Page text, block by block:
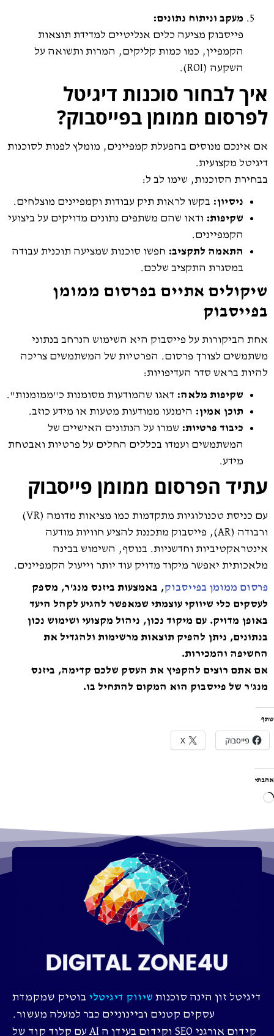
מעקב וניתוח נתונים:
פייסבוק מציעה כלים אנליטיים למדידת תוצאות
הקמפיין, כמו כמות קליקים, המרות ותשואה על
השקעה (ROI).
איך לבחור סוכנות דיגיטל
לפרסום ממומן בפייסבוק?
אם אינכם מנוסים בהפעלת קמפיינים, מומלץ לפנות לסוכנות
דיגיטל מקצועית.
בבחירת הסוכנות, שימו לב ל:
ניסיון: בקשו לראות תיק עבודות וקמפיינים מוצלחים.
שקיפות: ודאו שהם משתפים נתונים מדויקים על ביצועי
הקמפיינים.
התאמה לתקציב: חפשו סוכנות שמציעה תוכנית עבודה
במסגרת התקציב שלכם.
שיקולים אתיים בפרסום ממומן
בפייסבוק
אחת הביקורות על פייסבוק היא השימוש הנרחב בנתוני
משתמשים לצורך פרסום. הפרטיות של המשתמשים צריכה
להיות בראש סדר העדיפויות:
שקיפות מלאה: דאגו שהמודעות מסומנות כ"ממומנות".
תוכן אמין: הימנעו ממודעות מטעות או מידע כוזב.
כיבוד פרטיות: שמרו על הנתונים האישיים של
המשתמשים ועמדו בכללים החלים על פרטיות ואבטחת
מידע.
עתיד הפרסום ממומן פייסבוק
עם כניסת טכנולוגיות מתקדמות כמו מציאות מדומה (VR)
ורבודה (AR), פייסבוק מתכננת להציע חוויות מודעה
אינטראקטיביות וחדשניות. בנוסף, השימוש בבינה
מלאכותית יאפשר מיקוד מדויק עוד יותר וייעול הקמפיינים.
פרסום ממומן בפייסבוק, באמצעות ביזנס מנג'ר, מספק
לעסקים כלי שיווקי עוצמתי שמאפשר להגיע לקהל היעד
באופן מדויק. עם מיקוד נכון, ניהול מקצועי ושימוש נכון
בנתונים, ניתן להפיק תוצאות מרשימות ולהגדיל את
החשיפה והמכירות.
אם אתם רוצים להקפיץ את העסק שלכם קדימה, ביזנס
מנג'ר של פייסבוק הוא המקום להתחיל בו.
שתף
פייסבוק X
אהבתי
דיגיטל זון הינה סוכנות שיווק דיגיטלי בוטיק שמקמדת
עסקים קטנים וביינוניים כבר למעלה מעשור.
קידום אורגני SEO וקידום בעידן ה AI עם קלוד קוד של